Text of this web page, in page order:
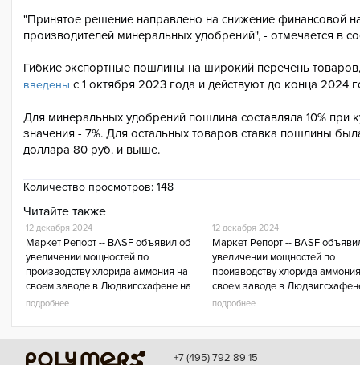
"Принятое решение направлено на снижение финансовой
производителей минеральных удобрений", - отмечается в
Гибкие экспортные пошлины на широкий перечень
введены с 1 октября 2023 года и действуют до конца 2024
Для минеральных удобрений пошлина составляла 10% при
значения - 7%. Для остальных товаров ставка пошлины
доллара 80 руб. и выше.
Количество просмотров: 148
Читайте также
12 декабря 2024
Маркет Репорт -- BASF объявил об
увеличении мощностей по
производству хлорида аммония на
своем заводе в Людвигсхафене на
50%, говорится в сообщении
объем выпускаемой
подробнее
12 декабря 2024
Маркет Репорт -- BASF
увеличении мощностей по
производству хлорида
своем заводе в
50%, говорится в сообщении
объем выпускаемой
подробнее
+7 (495) 792 89 15